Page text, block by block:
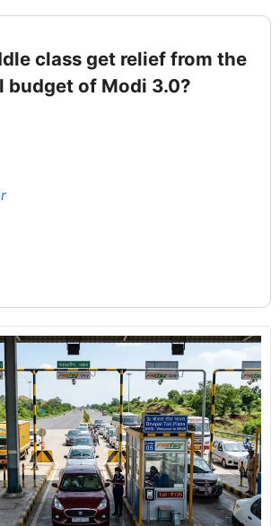
class get relief from the
budget of Modi 3.0?